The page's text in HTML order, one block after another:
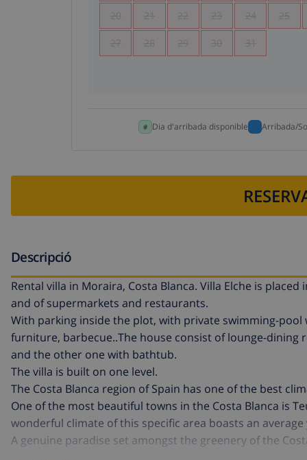
20 21 22 23 24 25
27 28 29 30 31
Dia d'arribada disponible Arribada/
Descripció
Rental villa in Moraira, Costa Blanca. Villa Elche is
and of supermarkets and restaurants.
With parking inside the plot, with private swimming-
furniture, barbecue..The house consist of lounge-
and the other one with bathtub.
The villa is built on one level.
The Costa Blanca region of Spain has one of the best
One of the most beautiful towns in the Costa Blanca is
wonderful climate of this specific area boasts an
A genuine paradise set amongst the greenery of the